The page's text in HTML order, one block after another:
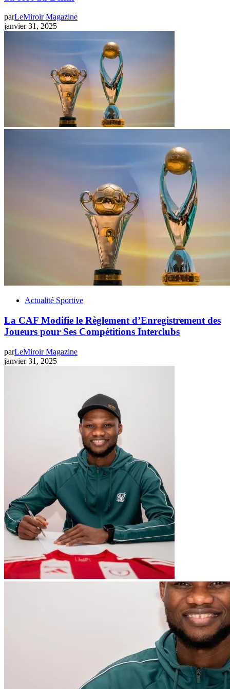
parLeMiroir Magazine
janvier 31, 2025
Actualité Sportive
La CAF Modifie le Règlement d’Enregistrement des
Joueurs pour Ses Compétitions Interclubs
parLeMiroir Magazine
janvier 31, 2025